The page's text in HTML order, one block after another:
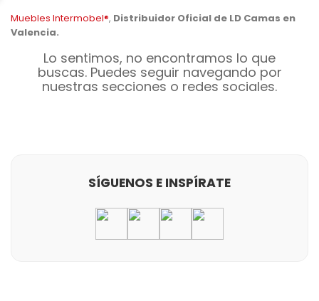
Muebles Intermobel®, Distribuidor Oficial de LD Camas en
Valencia.
Lo sentimos, no encontramos lo que
buscas. Puedes seguir navegando por
nuestras secciones o redes sociales.
SÍGUENOS E INSPÍRATE